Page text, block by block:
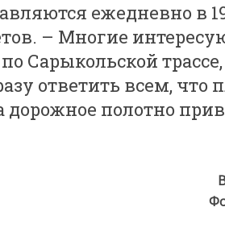
ежедневно в
– Многие
Сарыкольской
ответить всем, что
дорожное полотно